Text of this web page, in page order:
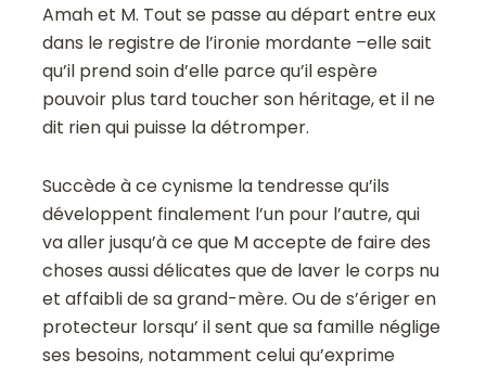
Amah et M. Tout se passe au départ entre eux
dans le registre de l’ironie mordante –elle sait
qu’il prend soin d’elle parce qu’il espère
pouvoir plus tard toucher son héritage, et il ne
dit rien qui puisse la détromper.
Succède à ce cynisme la tendresse qu’ils
développent finalement l’un pour l’autre, qui
va aller jusqu’à ce que M accepte de faire des
choses aussi délicates que de laver le corps nu
et affaibli de sa grand-mère. Ou de s’ériger en
protecteur lorsqu’ il sent que sa famille néglige
ses besoins, notamment celui qu’exprime